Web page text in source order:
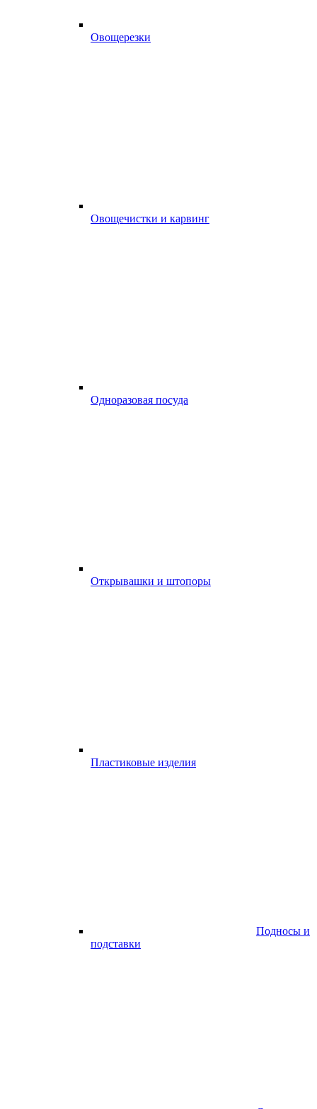
Овощерезки
Овощечистки и карвинг
Одноразовая посуда
Открывашки и штопоры
Пластиковые изделия
Подносы и
подставки